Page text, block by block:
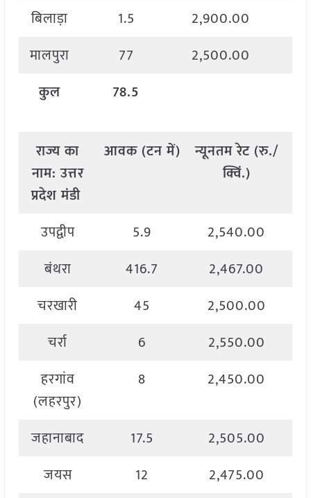
बिलाड़ा 1.5 2,900.00
मालपुरा
77 2,500.00
कुल
78.5
राज्यका
नाम:उत्तर
प्रदेश मंडी
आवक (टनमें) न्यूनतमरेट (रु./
क्विं.)
उपद्वीप 5.9
2,540.00
बंथरा
416.7
2,467.00
चरखारी
45
2,500.00
चर्रा
6
2,550.00
हरगांव
(लहरपुर)
8 2,450.00
जहानाबाद 17.5
2,505.00
जयस
12 2,475.00